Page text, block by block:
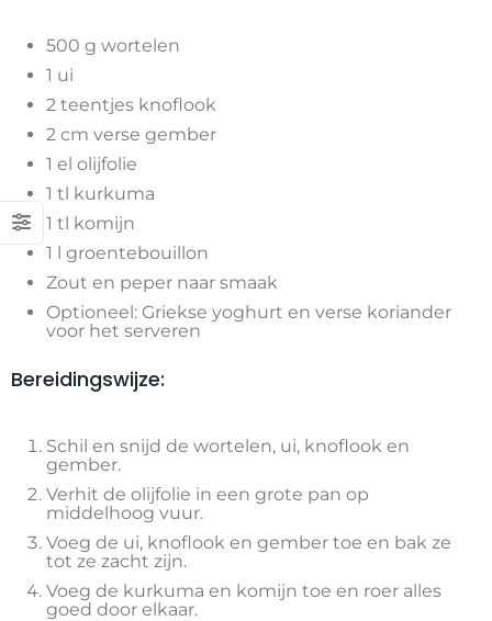
500 g wortelen
1 ui
2 teentjes knoflook
2 cm verse gember
1 el olijfolie
1 tl kurkuma
1 tl komijn
1 l groentebouillon
Zout en peper naar smaak
Optioneel: Griekse yoghurt en verse koriander
voor het serveren
Bereidingswijze:
Schil en snijd de wortelen, ui, knoflook en
gember.
Verhit de olijfolie in een grote pan op
middelhoog vuur.
Voeg de ui, knoflook en gember toe en bak ze
tot ze zacht zijn.
Voeg de kurkuma en komijn toe en roer alles
goed door elkaar.